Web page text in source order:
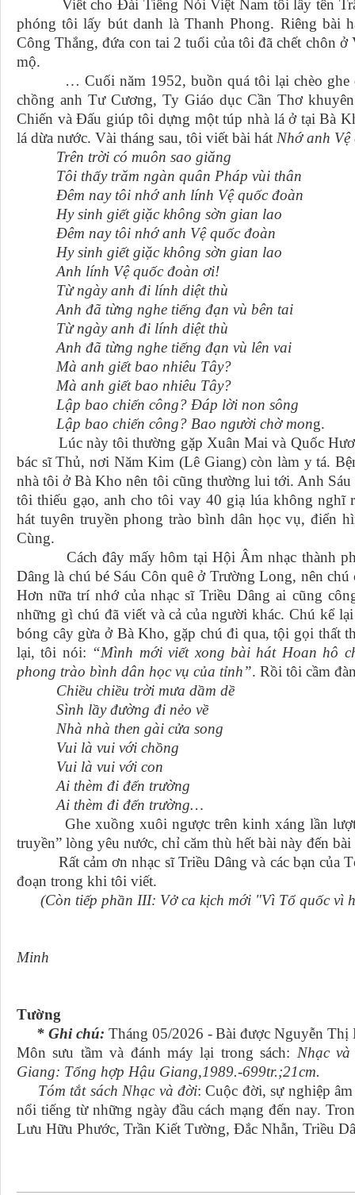
Viết cho Đài Tiếng Nói Việt Nam tôi lấy tên
phóng tôi lấy bút danh là Thanh Phong. Riêng bài
Công Thắng, đứa con tai 2 tuổi của tôi đã chết chôn
mộ.
… Cuối năm 1952, buồn quá tôi lại chèo ghe đi
chồng anh Tư Cương, Ty Giáo dục Cần Thơ
Chiến và Đấu giúp tôi dựng một túp nhà lá ở tại Bà
lá dừa nước. Vài tháng sau, tôi viết bài hát Nhớ anh Vệ
Trên trời có muôn sao giăng
Tôi thấy trăm ngàn quân Pháp vùi thân
Đêm nay tôi nhớ anh lính Vệ quốc đoàn
Hy sinh giết giặc không sờn gian lao
Đêm nay tôi nhớ anh Vệ quốc đoàn
Hy sinh giết giặc không sờn gian lao
Anh lính Vệ quốc đoàn ơi!
Từ ngày anh đi lính diệt thù
Anh đã từng nghe tiếng đạn vù bên tai
Từ ngày anh đi lính diệt thù
Anh đã từng nghe tiếng đạn vù lên vai
Mà anh giết bao nhiêu Tây?
Mà anh giết bao nhiêu Tây?
Lập bao chiến công? Đáp lời non sông
Lập bao chiến công? Bao người chờ mong.
Lúc này tôi thường gặp Xuân Mai và Quốc
bác sĩ Thủ, nơi Năm Kim (Lê Giang) còn làm y tá.
nhà tôi ở Bà Kho nên tôi cũng thường lui tới. Anh
tôi thiếu gạo, anh cho tôi vay 40 giạ lúa không nghĩ
hát tuyên truyền phong trào bình dân học vụ, điển
Cùng.
Cách đây mấy hôm tại Hội Âm nhạc thành phố
Dâng là chú bé Sáu Côn quê ở Trường Long, nên
Hơn nữa trí nhớ của nhạc sĩ Triều Dâng ai cũng
những gì chú đã viết và cả của người khác. Chú kể
bóng cây gừa ở Bà Kho, gặp chú đi qua, tội gọi thất
lại, tôi nói: “Mình mới viết xong bài hát Hoan hô
phong trào bình dân học vụ của tỉnh”. Rồi tôi cầm
Chiều chiều trời mưa dầm dề
Sình lầy đường đi nẻo về
Nhà nhà then gài cửa song
Vui là vui với chồng
Vui là vui với con
Ai thèm đi đến trường
Ai thèm đi đến trường…
Ghe xuồng xuôi ngược trên kinh xáng lần lượt
truyền” lòng yêu nước, chỉ căm thù hết bài này đến bài
Rất cảm ơn nhạc sĩ Triều Dâng và các bạn của
đoạn trong khi tôi viết.
(Còn tiếp phần III: Vở ca kịch mới "Vì Tổ quốc vì
Minh
Tường
* Ghi chú: Tháng 05/2026 -Bài được Nguyễn
Môn sưu tầm và đánh máy lại trong sách: Nhạc
Giang: Tổng hợp Hậu Giang,1989.-699tr.;21cm.
Tóm tắt sách Nhạc và đời: Cuộc đời, sự nghiệp
nổi tiếng từ những ngày đầu cách mạng đến nay.
Lưu Hữu Phước, Trần Kiết Tường, Đắc Nhẫn, Triều